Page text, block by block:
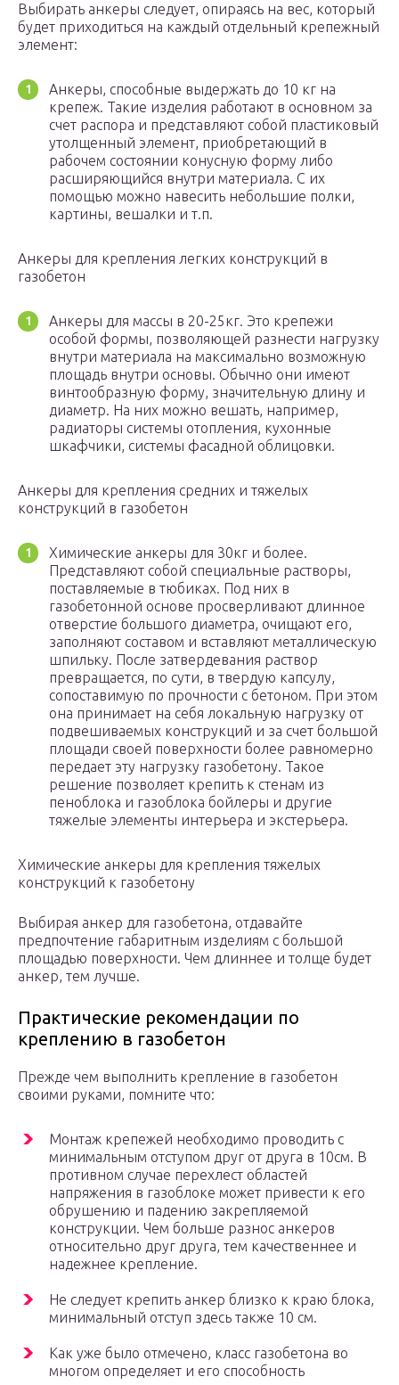
Выбирать анкеры следует, опираясь на вес, который
будет приходиться на каждый отдельный крепежный
элемент:
Анкеры, способные выдержать до 10 кг на
крепеж. Такие изделия работают в основном за
счет распора и представляют собой пластиковый
утолщенный элемент, приобретающий в
рабочем состоянии конусную форму либо
расширяющийся внутри материала. С их
помощью можно навесить небольшие полки,
картины, вешалки и т.п.
Анкеры для крепления легких конструкций в
газобетон
Анкеры для массы в 20-25кг. Это крепежи
особой формы, позволяющей разнести нагрузку
внутри материала на максимально возможную
площадь внутри основы. Обычно они имеют
винтообразную форму, значительную длину и
диаметр. На них можно вешать, например,
радиаторы системы отопления, кухонные
шкафчики, системы фасадной облицовки.
Анкеры для крепления средних и тяжелых
конструкций в газобетон
Химические анкеры для 30кг и более.
Представляют собой специальные растворы,
поставляемые в тюбиках. Под них в
газобетонной основе просверливают длинное
отверстие большого диаметра, очищают его,
заполняют составом и вставляют металлическую
шпильку. После затвердевания раствор
превращается, по сути, в твердую капсулу,
сопоставимую по прочности с бетоном. При этом
она принимает на себя локальную нагрузку от
подвешиваемых конструкций и за счет большой
площади своей поверхности более равномерно
передает эту нагрузку газобетону. Такое
решение позволяет крепить к стенам из
пеноблока и газоблока бойлеры и другие
тяжелые элементы интерьера и экстерьера.
Химические анкеры для крепления тяжелых
конструкций к газобетону
Выбирая анкер для газобетона, отдавайте
предпочтение габаритным изделиям с большой
площадью поверхности. Чем длиннее и толще будет
анкер, тем лучше.
Практические рекомендации по
креплению в газобетон
Прежде чем выполнить крепление в газобетон
своими руками, помните что:
Монтаж крепежей необходимо проводить с
минимальным отступом друг от друга в 10см. В
противном случае перехлест областей
напряжения в газоблоке может привести к его
обрушению и падению закрепляемой
конструкции. Чем больше разнос анкеров
относительно друг друга, тем качественнее и
надежнее крепление.
Не следует крепить анкер близко к краю блока,
минимальный отступ здесь также 10 см.
Как уже было отмечено, класс газобетона во
многом определяет и его способность